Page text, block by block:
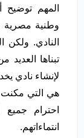
المهم
وطنية
النادي.
تبناها
لإنشاء نادي
هي التي مكنت
احترام
انتماءاتهم.